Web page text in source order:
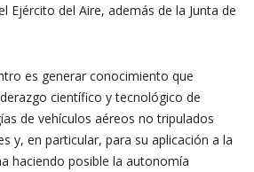
Ejército del Aire, además de la Junta de
es generar conocimiento que
científico y tecnológico de
de vehículos aéreos no tripulados
y, en particular, para su aplicación a la
haciendo posible la autonomía